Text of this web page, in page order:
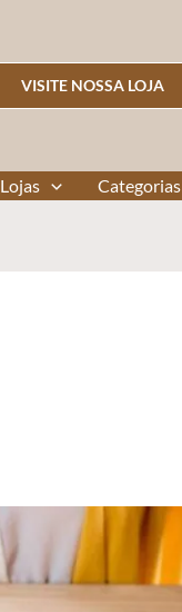
VISITE NOSSA LOJA
Lojas Categorias